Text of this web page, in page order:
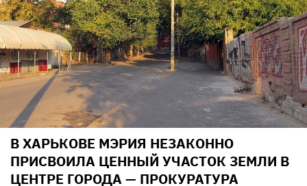
В ХАРЬКОВЕ МЭРИЯ НЕЗАКОННО
ПРИСВОИЛА ЦЕННЫЙ УЧАСТОК ЗЕМЛИ В
ЦЕНТРЕ ГОРОДА — ПРОКУРАТУРА